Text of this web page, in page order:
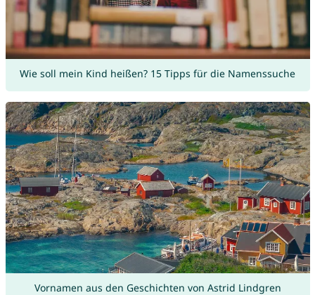
Wie soll mein Kind heißen? 15 Tipps für die Namenssuche
Vornamen aus den Geschichten von Astrid Lindgren